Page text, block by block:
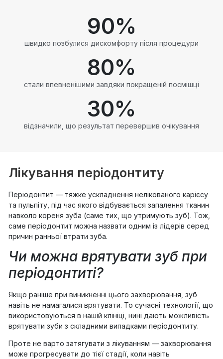
швидко позбулися дискомфорту після процедури
90%
стали впевненішими завдяки покращеній посмішці
80%
відзначили, що результат перевершив очікування
30%
Лікування періодонтиту
Періодонтит — тяжке ускладнення нелікованого карієсу
та пульпіту, під час якого відбувається запалення тканин
навколо кореня зуба (саме тих, що утримують зуб). Тож,
саме періодонтит можна назвати одним із лідерів серед
причин ранньої втрати зуба.
Чи можна врятувати зуб при
періодонтиті?
Якщо раніше при виникненні цього захворювання, зуб
навіть не намагалися врятувати. То сучасні технології, що
використовуються в нашій клініці, нині дають можливість
врятувати зуби з складними випадками періодонтиту.
Проте не варто затягувати з лікуванням — захворювання
може прогресувати до тієї стадії, коли навіть